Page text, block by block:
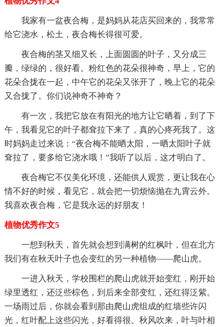
我家有一盆夜合梅，是妈妈从花店买回来的，我常常
给它浇水，松土，夜合梅长得很可爱。
夜合梅的茎又细又长，上面圆圆的叶子，又分成三
瓣，绿绿的，很好看。粉红色的花朵很神奇，早上，它的
花朵合拢在一起，中午它的花朵又张开了，晚上它的花朵
又合拢了。你们说神奇不神奇？
有一次，我把它放在有阳光的地方让它晒着，到了下
午，我看见它的叶子都耷拉下来了，真的心疼死我了。这
时妈妈走过来说：“夜合梅不能晒太阳，一晒太阳叶子就
耷拉了，要多给它浇水哦！”我听了以后，这才明白了。
夜合梅它不仅美化环境，还能供人观赏，更让我在心
情不好的时候，看见它，就会把一切烦恼抛在九霄云外。
我喜欢夜合梅，它是我永远的好朋友！
植物优秀作文5
一想到秋天，首先就会想到满树的红枫叶，但在北方
我们有在秋天叶子也会变红的另一种植物——爬山虎。
一进入秋天，学校围栏的爬山虎就开始变红，刚开始
绿里透红，还泛些棕色，到后来全部变红，还红得泛紫。
一场雨过后，你就会看到那由爬山虎组成的红墙些许闪
光，红叶配上这些闪光，好看得很。秋风吹来，叶与叶相